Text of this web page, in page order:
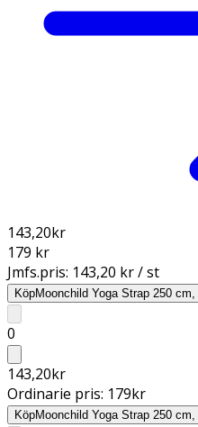
143,20kr
179 kr
Jmfs.pris: 143,20 kr / st
KöpMoonchild Yoga Strap 250
0
143,20kr
Ordinarie pris: 179kr
KöpMoonchild Yoga Strap 250